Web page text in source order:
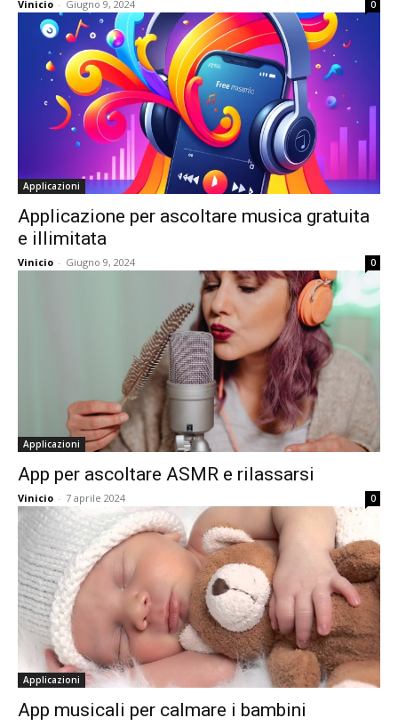
Vinicio - Giugno 9, 2024 0
Applicazioni
Applicazione per ascoltare musica gratuita
e illimitata
Vinicio - Giugno 9, 2024 0
Applicazioni
App per ascoltare ASMR e rilassarsi
Vinicio - 7 aprile 2024 0
Applicazioni
App musicali per calmare i bambini